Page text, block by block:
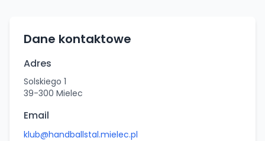
Dane kontaktowe
Adres
Solskiego 1
39-300 Mielec
Email
klub@handballstal.mielec.pl